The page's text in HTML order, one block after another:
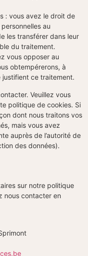
: vous avez le droit de
au
les transférer dans leur
du traitement.
vous opposer au
obtempérerons, à
justifient ce traitement.
Veuillez vous
politique de cookies. Si
dont nous traitons vos
mais vous avez
auprès de l’autorité de
des données).
sur notre politique
nous contacter en